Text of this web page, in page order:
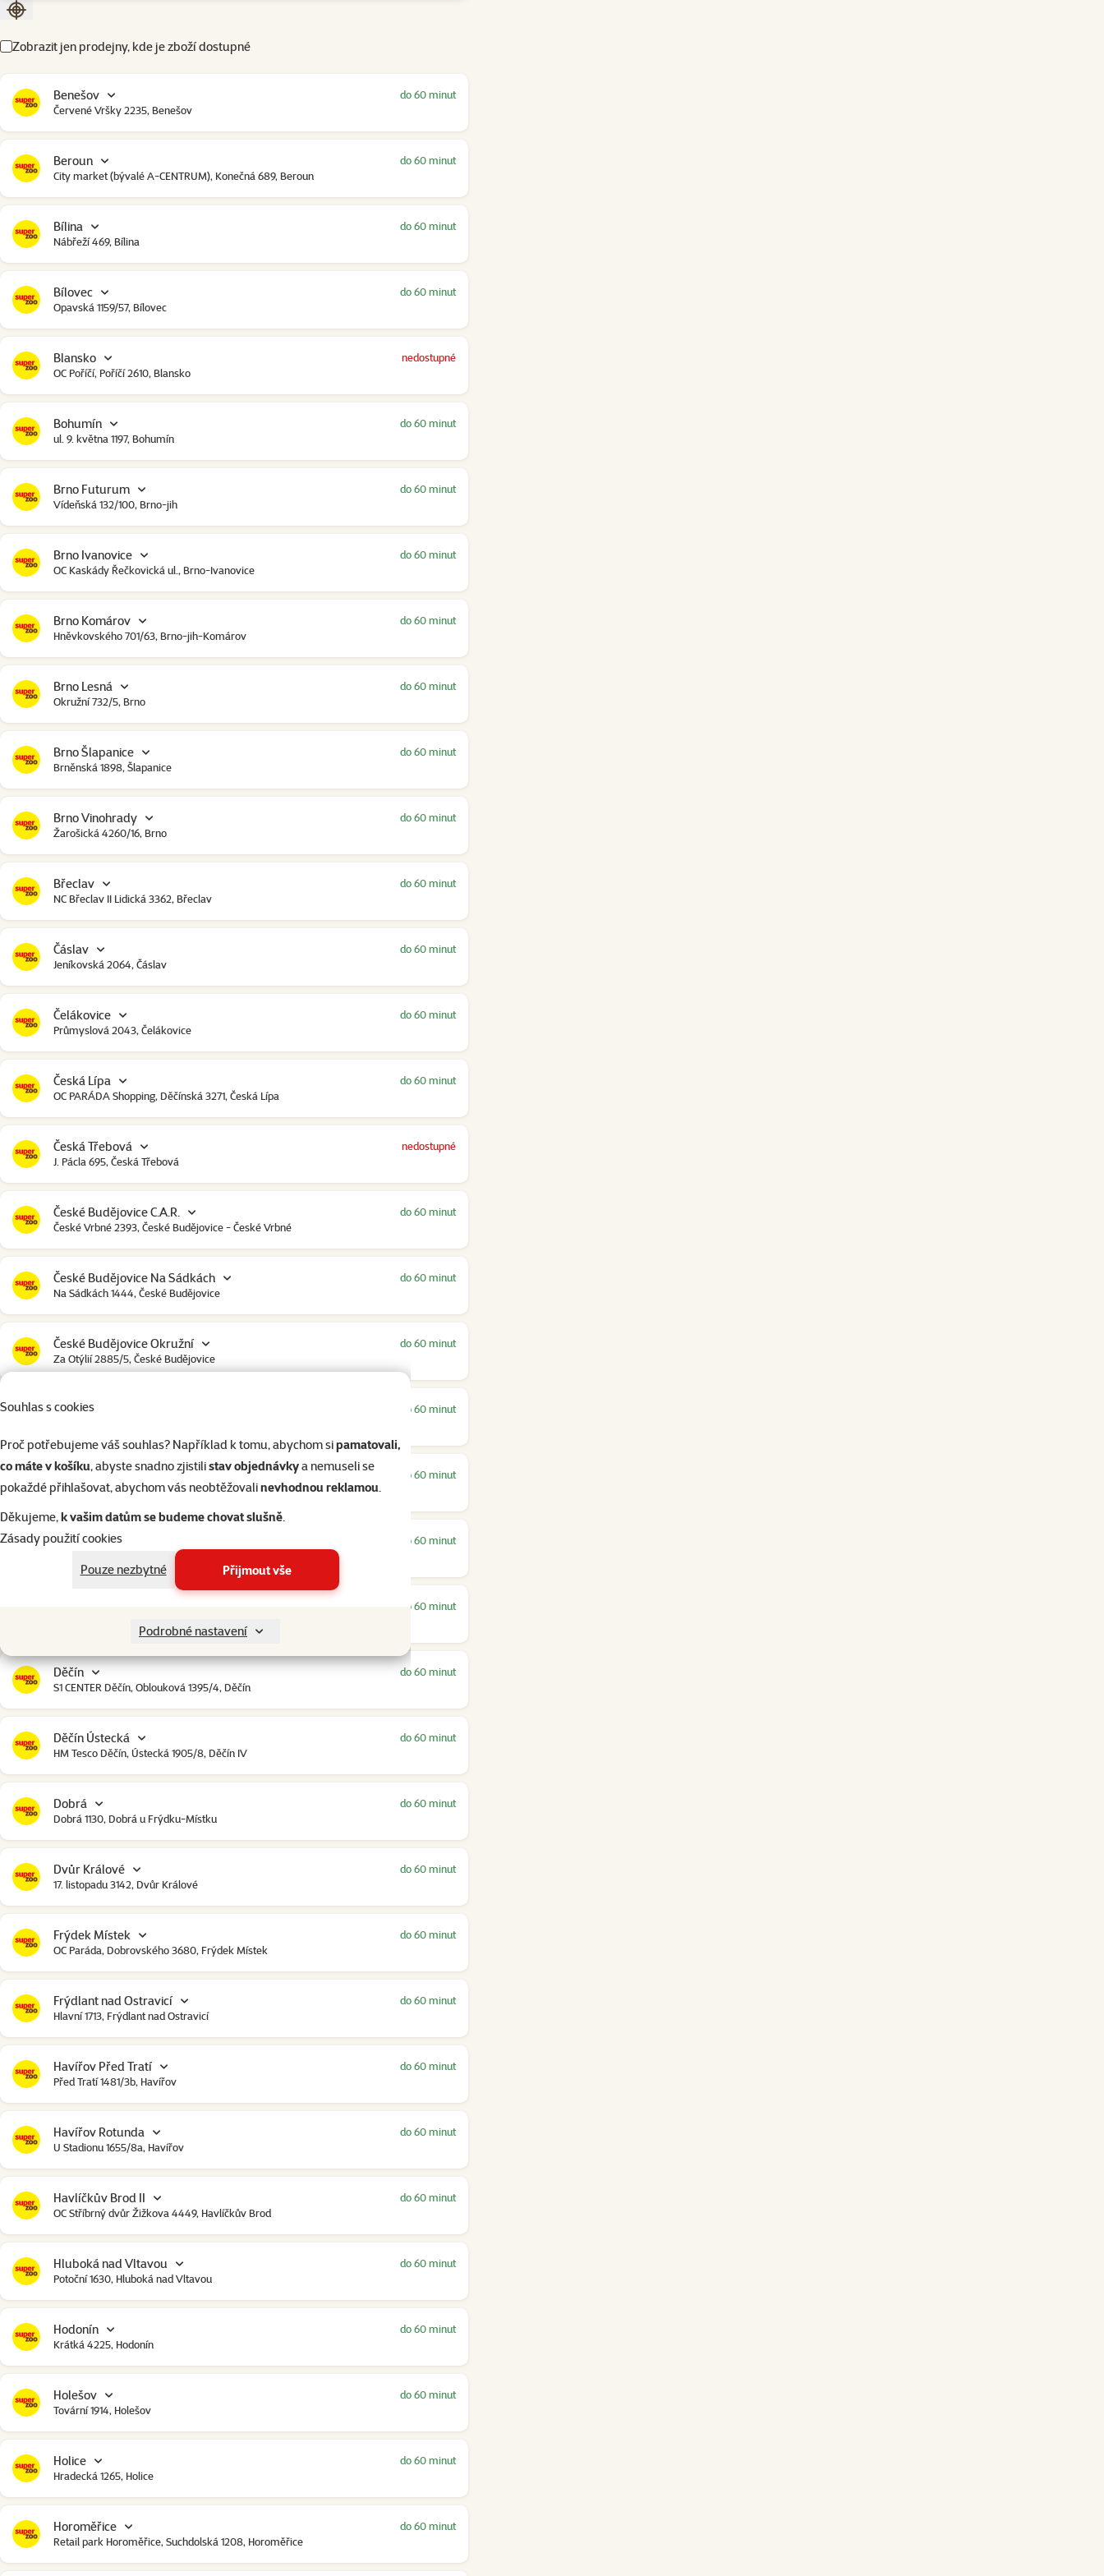
Souhlas s cookies
Proč potřebujeme váš souhlas? Například k tomu, abychom sipamatovali,
co máte v košíku, abyste snadno zjistilistav objednávkya nemuseli se
pokaždé přihlašovat, abychom vás neobtěžovalinevhodnou reklamou.
Děkujeme,k vašim datům se budeme chovat slušně.
Zásady použití cookies
Pouze nezbytné
Přijmout vše
Podrobné nastavení
Seřadit podle aktuální polohy
Zobrazit jen prodejny, kde je zboží dostupné
Benešov
Červené Vršky 2235, Benešov
do 60 minut
Beroun
City market (bývalé A-CENTRUM), Konečná 689, Beroun
do 60 minut
Bílina
Nábřeží 469, Bílina
do 60 minut
Bílovec
Opavská 1159/57, Bílovec
do 60 minut
Blansko
OC Poříčí, Poříčí 2610, Blansko
nedostupné
Bohumín
ul. 9. května 1197, Bohumín
do 60 minut
Brno Futurum
Vídeňská 132/100, Brno-jih
do 60 minut
Brno Ivanovice
OC Kaskády Řečkovická ul., Brno-Ivanovice
do 60 minut
Brno Komárov
Hněvkovského 701/63, Brno-jih-Komárov
do 60 minut
Brno Lesná
Okružní 732/5, Brno
do 60 minut
Brno Šlapanice
Brněnská 1898, Šlapanice
do 60 minut
Brno Vinohrady
Žarošická 4260/16, Brno
do 60 minut
Břeclav
NC Břeclav II Lidická 3362, Břeclav
do 60 minut
Čáslav
Jeníkovská 2064, Čáslav
do 60 minut
Čelákovice
Průmyslová 2043, Čelákovice
do 60 minut
Česká Lípa
OC PARÁDA Shopping, Děčínská 3271, Česká Lípa
do 60 minut
Česká Třebová
J. Pácla 695, Česká Třebová
nedostupné
České Budějovice C.A.R.
České Vrbné 2393, České Budějovice - České Vrbné
do 60 minut
České Budějovice Na Sádkách
Na Sádkách 1444, České Budějovice
do 60 minut
České Budějovice Okružní
Za Otýlií 2885/5, České Budějovice
do 60 minut
České Budějovice Strakonická do 60 minut
Český Krumlov
Urbinská 238, Český Krumlov
do 60 minut
Čestlice
Čestlice komerční zóna, U Makra 123, Čestlice
do 60 minut
do 60 minut
Děčín
S1 CENTER Děčín, Oblouková 1395/4, Děčín
do 60 minut
Děčín Ústecká
HM Tesco Děčín, Ústecká 1905/8, Děčín IV
do 60 minut
Dobrá
Dobrá 1130, Dobrá u Frýdku-Místku
do 60 minut
Dvůr Králové
17. listopadu 3142, Dvůr Králové
do 60 minut
Frýdek Místek
OC Paráda, Dobrovského 3680, Frýdek Místek
do 60 minut
Frýdlant nad Ostravicí
Hlavní 1713, Frýdlant nad Ostravicí
do 60 minut
Havířov Před Tratí
Před Tratí 1481/3b, Havířov
do 60 minut
Havířov Rotunda
U Stadionu 1655/8a, Havířov
do 60 minut
Havlíčkův Brod II
OC Stříbrný dvůr Žižkova 4449, Havlíčkův Brod
do 60 minut
Hluboká nad Vltavou
Potoční 1630, Hluboká nad Vltavou
do 60 minut
Hodonín
Krátká 4225, Hodonín
do 60 minut
Holešov
Tovární 1914, Holešov
do 60 minut
Holice
Hradecká 1265, Holice
do 60 minut
Horoměřice
Retail park Horoměřice, Suchdolská 1208, Horoměřice
do 60 minut